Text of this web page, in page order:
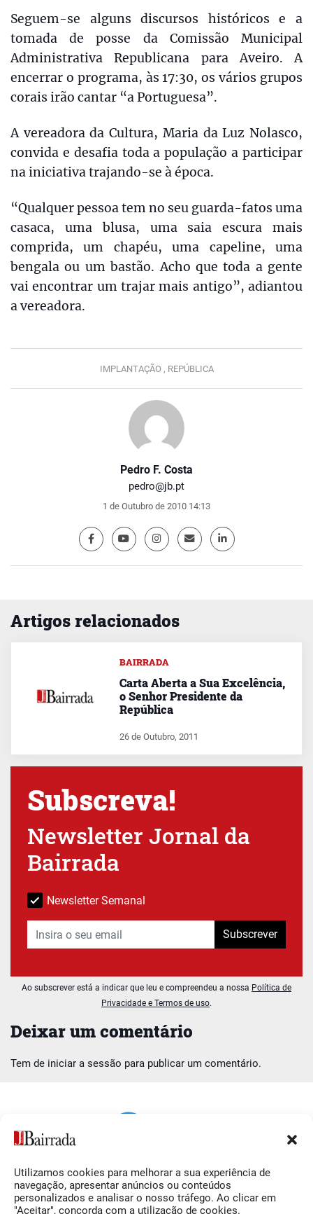
Utilizamos cookies para melhorar a sua experiência de
navegação, apresentar anúncios ou conteúdos
personalizados e analisar o nosso tráfego. Ao clicar em
"Aceitar", concorda com a utilização de cookies.
Pedro F. Costa
pedro@jb.pt
1 de Outubro de 2010 14:13
Seguem-se alguns discursos históricos e a
tomada de posse da Comissão Municipal
Administrativa Republicana para Aveiro. A
encerrar o programa, às 17:30, os vários grupos
corais irão cantar “a Portuguesa”.
A vereadora da Cultura, Maria da Luz Nolasco,
convida e desafia toda a população a participar
na iniciativa trajando-se à época.
“Qualquer pessoa tem no seu guarda-fatos uma
casaca, uma blusa, uma saia escura mais
comprida, um chapéu, uma capeline, uma
bengala ou um bastão. Acho que toda a gente
vai encontrar um trajar mais antigo”, adiantou
a vereadora.
IMPLANTAÇÃO , REPÚBLICA
Artigos relacionados
Deixar um comentário
Tem de iniciar a sessão para publicar um comentário.
BAIRRADA
Carta Aberta a Sua Excelência,
o Senhor Presidente da
República
26 de Outubro, 2011
Subscreva!
Newsletter Jornal da
Bairrada
Newsletter Semanal
Subscrever
Ao subscrever está a indicar que leu e compreendeu a nossa Política de
Privacidade e Termos de uso.
Siga-nos
Facebook
O Jornal da Bairrada
Contactos